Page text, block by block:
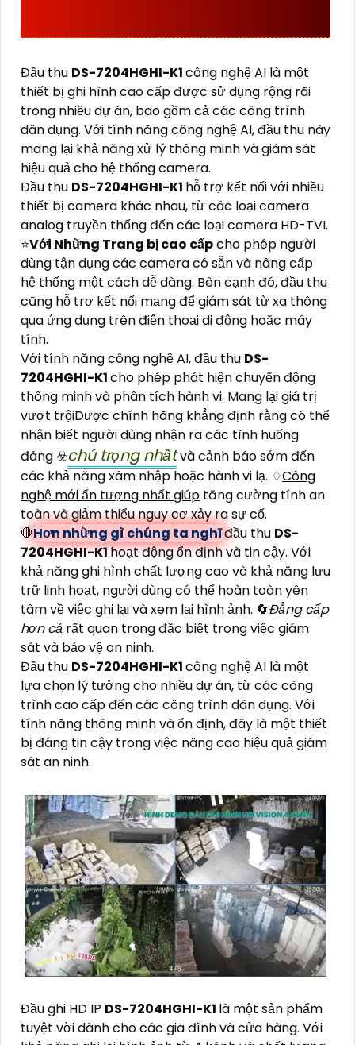
Đầu thu DS-7204HGHI-K1công nghệ AI là một
thiết bị ghi hình cao cấp được sử dụng rộng rãi
trong nhiều dự án, bao gồm cả các công trình
dân dụng. Với tính năng công nghệ AI, đầu thu này
mang lại khả năng xử lý thông minh và giám sát
hiệu quả cho hệ thống camera.
Đầu thu DS-7204HGHI-K1 hỗ trợ kết nối với nhiều
thiết bị camera khác nhau, từ các loại camera
analog truyền thống đến các loại camera HD-TVI.
⭐Với Những Trang bị cao cấpcho phép người
dùng tận dụng các camera có sẵn và nâng cấp
hệ thống một cách dễ dàng. Bên cạnh đó, đầu thu
cũng hỗ trợ kết nối mạng để giám sát từ xa thông
qua ứng dụng trên điện thoại di động hoặc máy
tính.
Với tính năng công nghệ AI, đầu thu DS-
7204HGHI-K1cho phép phát hiện chuyển động
thông minh và phân tích hành vi. Mang lại giá trị
vượt trộiDược chính hãng khẳng định rằng có thể
nhận biết người dùng nhận ra các tình huống
đáng ☣️chú trọng nhấtvà cảnh báo sớm đến
các khả năng xâm nhập hoặc hành vi lạ. ♢Công
nghệ mới ấn tượng nhất giúp tăng cường tính an
toàn và giảm thiểu nguy cơ xảy ra sự cố.
🛑Hơn những gì chúng ta nghĩđầu thu DS-
7204HGHI-K1hoạt động ổn định và tin cậy. Với
khả năng ghi hình chất lượng cao và khả năng lưu
trữ linh hoạt, người dùng có thể hoàn toàn yên
tâm về việc ghi lại và xem lại hình ảnh. 🔄Đẳng cấp
hơn cả rất quan trọng đặc biệt trong việc giám
sát và bảo vệ an ninh.
Đầu thu DS-7204HGHI-K1công nghệ AI là một
lựa chọn lý tưởng cho nhiều dự án, từ các công
trình cao cấp đến các công trình dân dụng. Với
tính năng thông minh và ổn định, đây là một thiết
bị đáng tin cậy trong việc nâng cao hiệu quả giám
sát an ninh.
Đầu ghi HD IP DS-7204HGHI-K1 là một sản phẩm
tuyệt vời dành cho các gia đình và cửa hàng. Với